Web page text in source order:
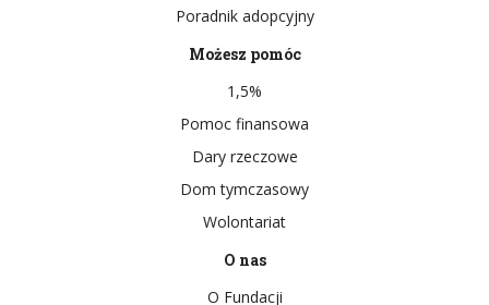
Poradnik adopcyjny
Możesz pomóc
1,5%
Pomoc finansowa
Dary rzeczowe
Dom tymczasowy
Wolontariat
O nas
O Fundacji